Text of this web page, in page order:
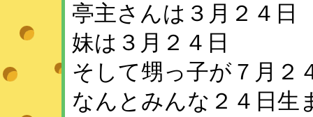
亭主さんは３月２４日
妹は３月２４日
そして甥っ子が７月２
なんとみんな２４日生